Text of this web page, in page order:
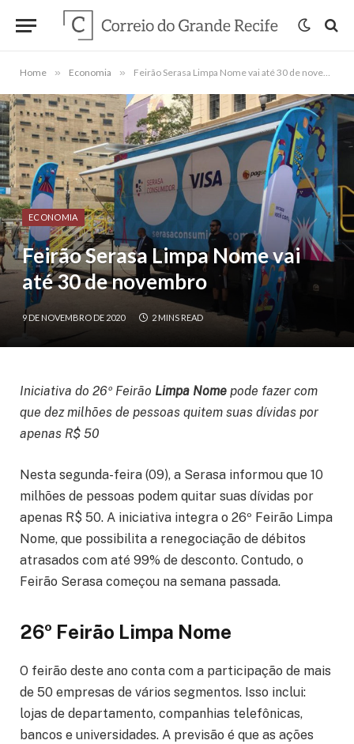
Home » Economia » Feirão Serasa Limpa Nome vai até 30 de novembro
ECONOMIA
Feirão Serasa Limpa Nome vai
até 30 de novembro
9 DE NOVEMBRO DE 2020 2 MINS READ
Iniciativa do 26º Feirão Limpa Nome pode fazer com
que dez milhões de pessoas quitem suas dívidas por
apenas R$ 50
Nesta segunda-feira (09), a Serasa informou que 10
milhões de pessoas podem quitar suas dívidas por
apenas R$ 50. A iniciativa integra o 26º Feirão Limpa
Nome, que possibilita a renegociação de débitos
atrasados com até 99% de desconto. Contudo, o
Feirão Serasa começou na semana passada.
26º Feirão Limpa Nome
O feirão deste ano conta com a participação de mais
de 50 empresas de vários segmentos. Isso inclui:
lojas de departamento, companhias telefônicas,
bancos e universidades. A previsão é que as ações